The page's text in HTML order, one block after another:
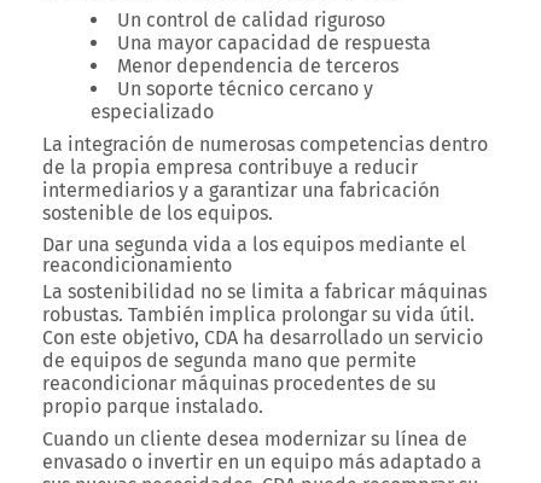
Un control de calidad riguroso
Una mayor capacidad de respuesta
Menor dependencia de terceros
Un soporte técnico cercano y
especializado
La integración de numerosas competencias dentro
de la propia empresa contribuye a reducir
intermediarios y a garantizar una fabricación
sostenible de los equipos.
Dar una segunda vida a los equipos mediante el
reacondicionamiento
La sostenibilidad no se limita a fabricar máquinas
robustas. También implica prolongar su vida útil.
Con este objetivo, CDA ha desarrollado un servicio
de equipos de segunda mano que permite
reacondicionar máquinas procedentes de su
propio parque instalado.
Cuando un cliente desea modernizar su línea de
envasado o invertir en un equipo más adaptado a